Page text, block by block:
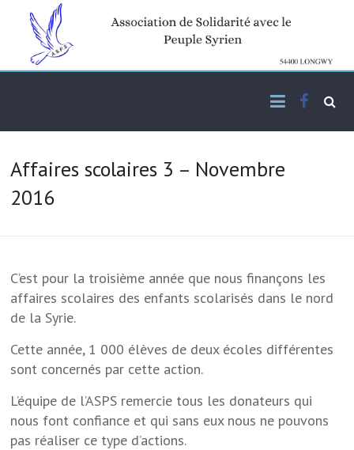
content
Association de solidarité
avec le peuple syrien
Affaires scolaires 3 – Novembre
2016
C’est pour la troisième année que nous finançons les
affaires scolaires des enfants scolarisés dans le nord
de la Syrie.
Cette année, 1 000 élèves de deux écoles différentes
sont concernés par cette action.
L’équipe de l’ASPS remercie tous les donateurs qui
nous font confiance et qui sans eux nous ne pouvons
pas réaliser ce type d’actions.